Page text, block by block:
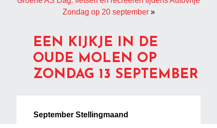
Zondag op 20 september»
EEN KIJKJE IN DE
OUDE MOLEN OP
ZONDAG 13 SEPTEMBER
September Stellingmaand